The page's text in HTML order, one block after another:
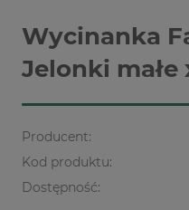
Wycinanka
Jelonki małe
Producent:
Kod produktu:
Dostępność: